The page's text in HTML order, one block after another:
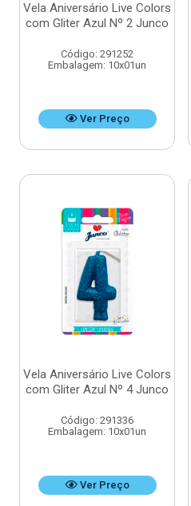
Vela Aniversário Live Colors
com Gliter Azul Nº 2 Junco
Código: 291252
Embalagem: 10x01un
Ver Preço
Vela Aniversário Live Colors
com Gliter Azul Nº 4 Junco
Código: 291336
Embalagem: 10x01un
Ver Preço